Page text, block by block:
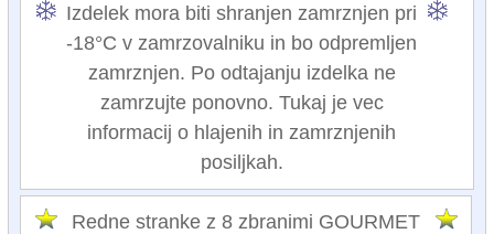
Izdelek mora biti shranjen zamrznjen pri
-18°C v zamrzovalniku in bo odpremljen
zamrznjen. Po odtajanju izdelka ne
zamrzujte ponovno. Tukaj je vec
informacij o hlajenih in zamrznjenih
posiljkah.
Redne stranke z 8 zbranimi GOURMET